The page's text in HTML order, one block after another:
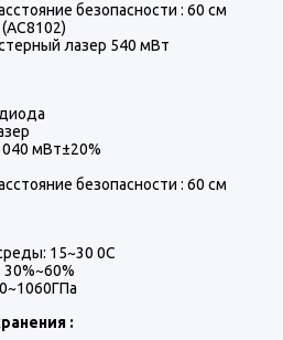
безопасности : 60 см
лазер 540 мВт
мВт±20%
безопасности : 60 см
15~30 0C
: